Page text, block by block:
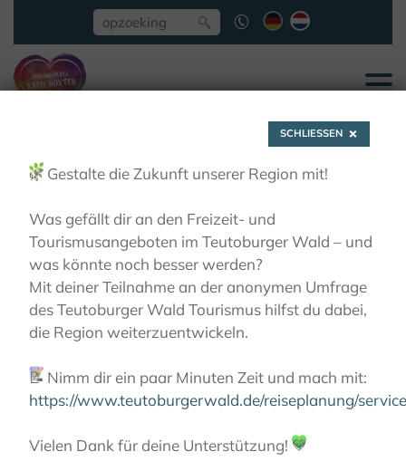
Martin Werner
ACTIEF RONDLEIDINGEN
© Kulturland Kreis Höxter / K. Krajewski
SCHLIESSEN
🌿 Gestalte die Zukunft unserer Region mit!
Was gefällt dir an den Freizeit- und
Tourismusangeboten im Teutoburger Wald – und
was könnte noch besser werden?
Mit deiner Teilnahme an der anonymen Umfrage
des Teutoburger Wald Tourismus hilfst du dabei,
die Region weiterzuentwickeln.
📝 Nimm dir ein paar Minuten Zeit und mach mit:
https://www.teutoburgerwald.de/reiseplanung/
Vielen Dank für deine Unterstützung! 💚